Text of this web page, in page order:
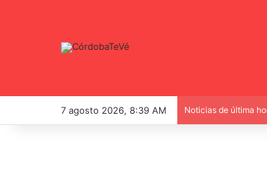
7 agosto 2026, 8:39 AM Noticias de última